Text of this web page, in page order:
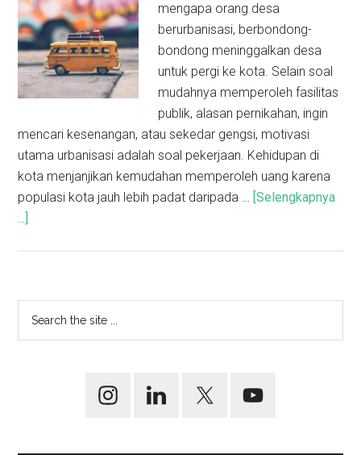
mengapa orang desa
berurbanisasi, berbondong-
bondong meninggalkan desa
untuk pergi ke kota. Selain soal
mudahnya memperoleh fasilitas
publik, alasan pernikahan, ingin
mencari kesenangan, atau sekedar gengsi, motivasi
utama urbanisasi adalah soal pekerjaan. Kehidupan di
kota menjanjikan kemudahan memperoleh uang karena
populasi kota jauh lebih padat daripada … [Selengkapnya
...]